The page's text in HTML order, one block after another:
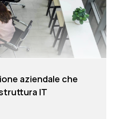
aziendale che
IT